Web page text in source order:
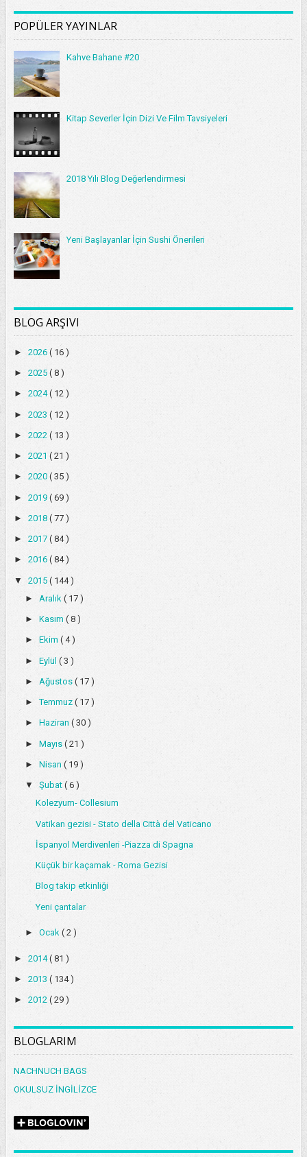
POPÜLER YAYINLAR
Kahve Bahane #20
Kitap Severler İçin Dizi Ve Film Tavsiyeleri
2018 Yılı Blog Değerlendirmesi
Yeni Başlayanlar İçin Sushi Önerileri
BLOG ARŞIVI
► 2026 ( 16 )
► 2025 ( 8 )
► 2024( 12 )
► 2023 ( 12 )
► 2022 ( 13 )
► 2021 ( 21 )
► 2020 ( 35 )
► 2019 ( 69 )
► 2018 ( 77 )
► 2017 ( 84 )
► 2016 ( 84 )
▼ 2015 ( 144 )
► Aralık ( 17 )
► Kasım ( 8 )
► Ekim ( 4 )
► Eylül ( 3 )
► Ağustos ( 17 )
►Temmuz ( 17 )
► Haziran ( 30 )
► Mayıs ( 21 )
► Nisan ( 19 )
▼ Şubat ( 6 )
Kolezyum- Collesium
Vatikan gezisi - Stato della Città del Vaticano
İspanyol Merdivenleri -Piazza di Spagna
Küçük bir kaçamak - Roma Gezisi
Blog takip etkinliği
Yeni çantalar
► Ocak ( 2 )
► 2014( 81 )
► 2013 ( 134 )
► 2012 ( 29 )
BLOGLARIM
NACHNUCH BAGS
OKULSUZ İNGİLİZCE